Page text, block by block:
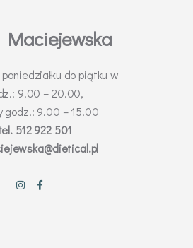
Maciejewska
do piątku w
9.00 – 20.00,
godz.: 9.00 – 15.00
512 922 501